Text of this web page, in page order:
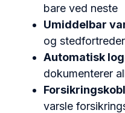
bare ved neste
Umiddelbar
og stedfortreder
Automatisk
dokumenterer
varsle